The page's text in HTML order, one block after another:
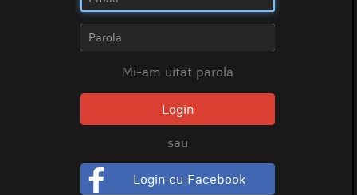
Mi-am uitat parola
Login
sau
Login cu Facebook